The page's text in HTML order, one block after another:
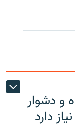
و دشوار
دارد